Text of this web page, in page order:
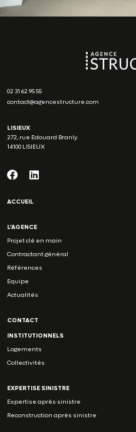
02 31 62 95 55
contact@agencestructure.com
LISIEUX
272, rue Edouard Branly
14100 LISIEUX
ACCUEIL
L’AGENCE
Projet clé en main
Contractant général
Références
Equipe
Actualités
CONTACT
INSTITUTIONNELS
Logements
Collectivités
EXPERTISE SINISTRE
Expertise après sinistre
Reconstruction après sinistre